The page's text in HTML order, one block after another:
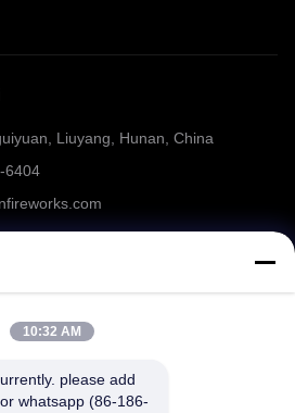
Liuyang, Hunan, China
6404
10:32 AM
please add
whatsapp (86-186-